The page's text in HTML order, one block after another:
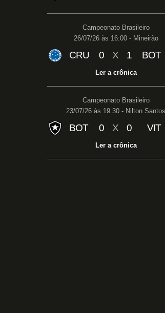
Campeonato Brasileiro
26/07/26 às 16:00 - Mineirão
CRU 0 X 1 BOT
Ler a crônica
Campeonato Brasileiro
23/07/26 às 19:30 - Nilton Santos
BOT 0 X 0 VIT
Ler a crônica